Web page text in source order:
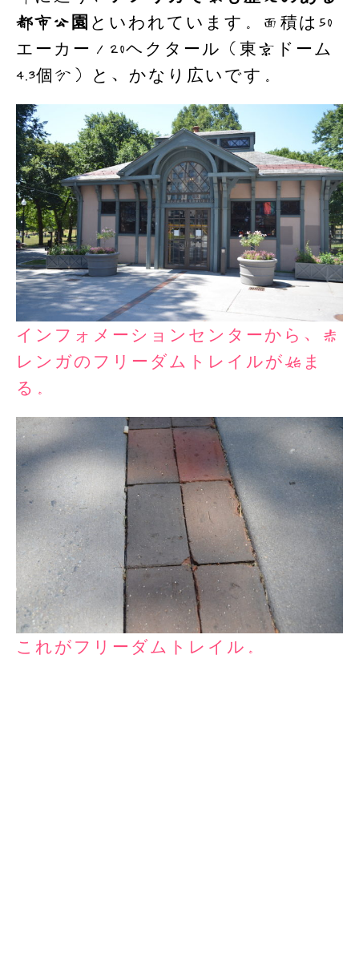
都市公園 といわれています。面積は50
エーカー／20ヘクタール（東京ドーム
4.3個分）と、かなり広いです。
インフォメーションセンターから、赤
レンガのフリーダムトレイルが始ま
る。
これがフリーダムトレイル。